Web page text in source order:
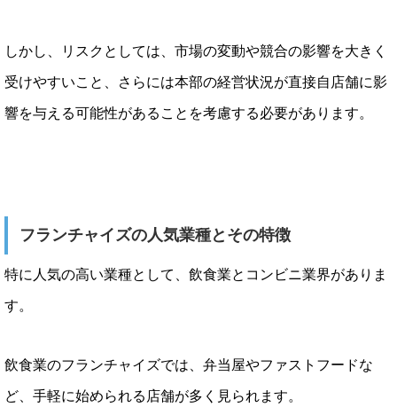
しかし、リスクとしては、市場の変動や競合の影響を大きく
受けやすいこと、さらには本部の経営状況が直接自店舗に影
響を与える可能性があることを考慮する必要があります。
フランチャイズの人気業種とその特徴
特に人気の高い業種として、飲食業とコンビニ業界がありま
す。
飲食業のフランチャイズでは、弁当屋やファストフードな
ど、手軽に始められる店舗が多く見られます。